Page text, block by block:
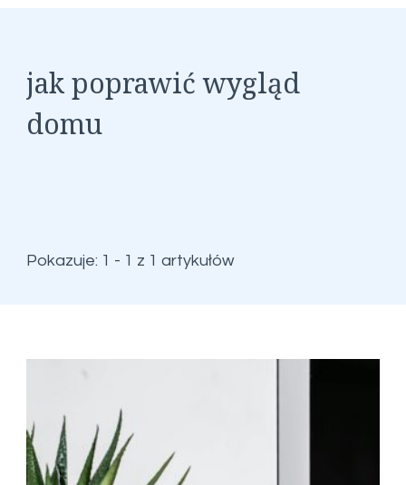
jak poprawić wygląd
domu
Pokazuje: 1 - 1 z 1 artykułów